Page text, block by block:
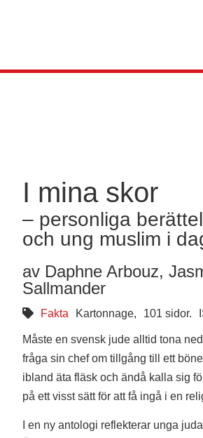
I mina skor
– personliga
och ung muslim i
av Daphne Arbouz,
Sallmander
Fakta Kartonnage, 101 sidor.
Måste en svensk jude alltid tona
fråga sin chef om tillgång till ett
ibland äta fläsk och ändå kalla sig
på ett visst sätt för att få ingå i en
I en ny antologi reflekterar unga